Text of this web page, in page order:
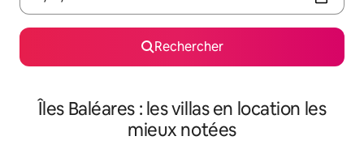
Rechercher
Îles Baléares : les villas en location les
mieux notées